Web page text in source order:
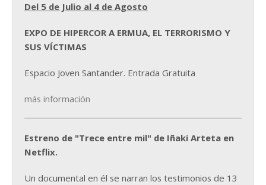
Del 5 de Julio al 4 de Agosto
EXPO DE HIPERCOR A ERMUA, EL TERRORISMO Y
SUS VÍCTIMAS
Espacio Joven Santander. Entrada Gratuita
más información
Estreno de "Trece entre mil" de Iñaki Arteta en
Netflix.
Un documental en él se narran los testimonios de 13